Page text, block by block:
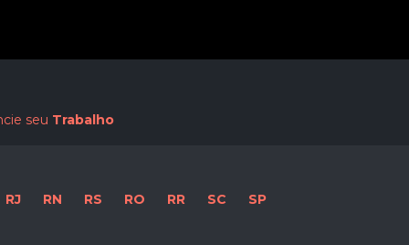
seu Trabalho
RJ RN RS RO RR SC SP